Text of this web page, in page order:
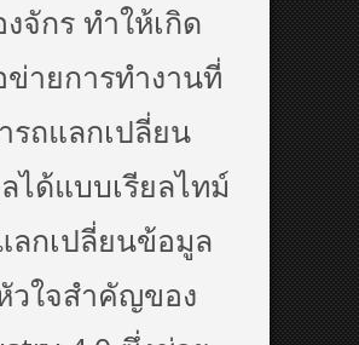
งจักร ทำให้เกิด
ข่ายการทำงานที่
รถแลกเปลี่ยน
ได้แบบเรียลไทม์
ลกเปลี่ยนข้อมูล
วใจสำคัญของ